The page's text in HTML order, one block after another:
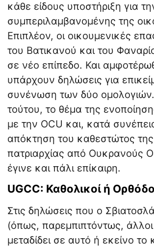
κάθε είδους υποστήριξη για
συμπεριλαμβανομένης της
Επιπλέον, οι οικουμενικές
του Βατικανού και του
σε νέο επίπεδο. Και
υπάρχουν δηλώσεις για
συνένωση των δύο
τούτου, το θέμα της
με την OCU και, κατά
απόκτηση του καθεστώτος της
πατριαρχίας από Ουκρανούς
έγινε και πάλι επίκαιρη.
UGCC: Καθολικοί ή
Στις δηλώσεις που ο
(όπως, παρεμπιπτόντως, άλλοι
μεταδίδει σε αυτό ή εκείνο το